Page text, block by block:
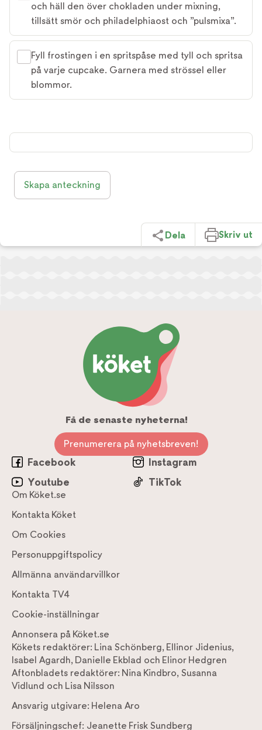
och häll den över chokladen under mixning,
tillsätt smör och philadelphiaost och ”pulsmixa”.
Fyll frostingen i en spritspåse med tyll och spritsa
på varje cupcake. Garnera med strössel eller
blommor.
Skapa anteckning
Dela Skriv ut
Få de senaste nyheterna!
Prenumerera på nyhetsbreven!
Facebook
Instagram
Youtube
TikTok
Om Köket.se
Kontakta Köket
Om Cookies
Personuppgiftspolicy
Allmänna användarvillkor
Kontakta TV4
Cookie-inställningar
Annonsera på Köket.se
Kökets redaktörer: Lina Schönberg, Ellinor Jidenius,
Isabel Agardh, Danielle Ekblad och Elinor Hedgren
Aftonbladets redaktörer: Nina Kindbro, Susanna
Vidlund och Lisa Nilsson
Ansvarig utgivare: Helena Aro
Försäljningschef: Jeanette Frisk Sundberg